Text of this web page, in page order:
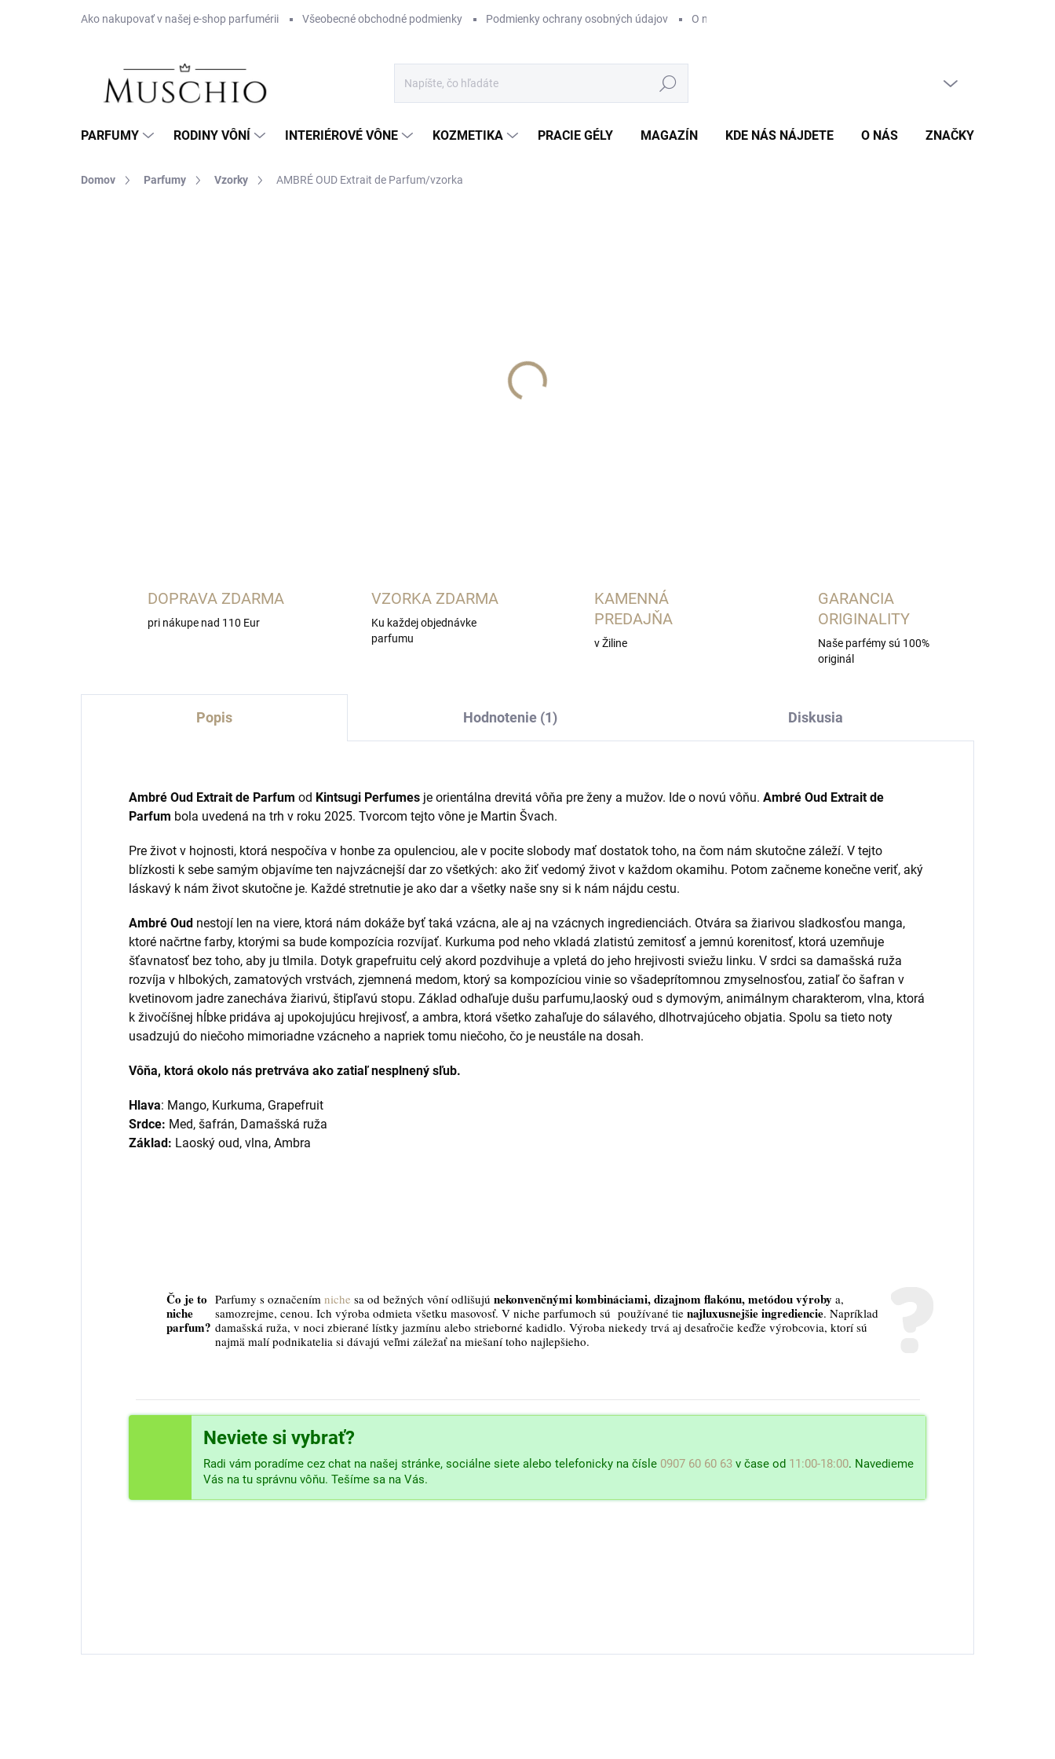
Ako nakupovať v našej e-shop parfumérii Všeobecné obchodné podmienky Podmienky ochrany osobných údajov O nás
Hľadať
PARFUMY RODINY VÔNÍ INTERIÉROVÉ VÔNE KOZMETIKA PRACIE GÉLY MAGAZÍN KDE NÁS NÁJDETE O NÁS ZNAČKY
Domov Parfumy Vzorky AMBRÉ OUD Extrait de Parfum/vzorka
DOPRAVA ZDARMA
pri nákupe nad 110 Eur
VZORKA ZDARMA
Ku každej objednávke
parfumu
KAMENNÁ
PREDAJŇA
v Žiline
GARANCIA
ORIGINALITY
Naše parfémy sú 100%
originál
Popis Hodnotenie (1) Diskusia
Ambré Oud Extrait de Parfum od Kintsugi Perfumes je orientálna drevitá vôňa pre ženy a mužov. Ide o novú vôňu. Ambré Oud Extrait de
Parfum bola uvedená na trh v roku 2025. Tvorcom tejto vône je Martin Švach.
Pre život v hojnosti, ktorá nespočíva v honbe za opulenciou, ale v pocite slobody mať dostatok toho, na čom nám skutočne záleží. V tejto
blízkosti k sebe samým objavíme ten najvzácnejší dar zo všetkých: ako žiť vedomý život v každom okamihu. Potom začneme konečne veriť, aký
láskavý k nám život skutočne je. Každé stretnutie je ako dar a všetky naše sny si k nám nájdu cestu.
Ambré Oud nestojí len na viere, ktorá nám dokáže byť taká vzácna, ale aj na vzácnych ingredienciách. Otvára sa žiarivou sladkosťou manga,
ktoré načrtne farby, ktorými sa bude kompozícia rozvíjať. Kurkuma pod neho vkladá zlatistú zemitosť a jemnú korenitosť, ktorá uzemňuje
šťavnatosť bez toho, aby ju tlmila. Dotyk grapefruitu celý akord pozdvihuje a vpletá do jeho hrejivosti sviežu linku. V srdci sa damašská ruža
rozvíja v hlbokých, zamatových vrstvách, zjemnená medom, ktorý sa kompozíciou vinie so všadeprítomnou zmyselnosťou, zatiaľ čo šafran v
kvetinovom jadre zanecháva žiarivú, štipľavú stopu. Základ odhaľuje dušu parfumu,laoský oud s dymovým, animálnym charakterom, vlna, ktorá
k živočíšnej hĺbke pridáva aj upokojujúcu hrejivosť, a ambra, ktorá všetko zahaľuje do sálavého, dlhotrvajúceho objatia. Spolu sa tieto noty
usadzujú do niečoho mimoriadne vzácneho a napriek tomu niečoho, čo je neustále na dosah.
Vôňa, ktorá okolo nás pretrváva ako zatiaľ nesplnený sľub.
Hlava: Mango, Kurkuma, Grapefruit
Srdce: Med, šafrán, Damašská ruža
Základ: Laoský oud, vlna, Ambra
Čo je to
niche
parfum?
Parfumy s označením niche sa od bežných vôní odlišujú nekonvenčnými kombináciami, dizajnom flakónu, metódou výroby a,
samozrejme, cenou. Ich výroba odmieta všetku masovosť. V niche parfumoch sú používané tie najluxusnejšie ingrediencie. Napríklad
damašská ruža, v noci zbierané lístky jazmínu alebo strieborné kadidlo. Výroba niekedy trvá aj desaťročie keďže výrobcovia, ktorí sú
najmä malí podnikatelia si dávajú veľmi záležať na miešaní toho najlepšieho.
Neviete si vybrať?
Radi vám poradíme cez chat na našej stránke, sociálne siete alebo telefonicky na čísle 0907 60 60 63 v čase od 11:00-18:00. Navedieme
Vás na tu správnu vôňu. Tešíme sa na Vás.